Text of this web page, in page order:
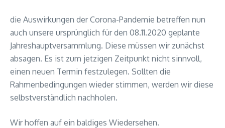
die Auswirkungen der Corona-Pandemie betreffen nun
auch unsere ursprünglich für den 08.11.2020 geplante
Jahreshauptversammlung. Diese müssen wir zunächst
absagen. Es ist zum jetzigen Zeitpunkt nicht sinnvoll,
einen neuen Termin festzulegen. Sollten die
Rahmenbedingungen wieder stimmen, werden wir diese
selbstverständlich nachholen.
Wir hoffen auf ein baldiges Wiedersehen.